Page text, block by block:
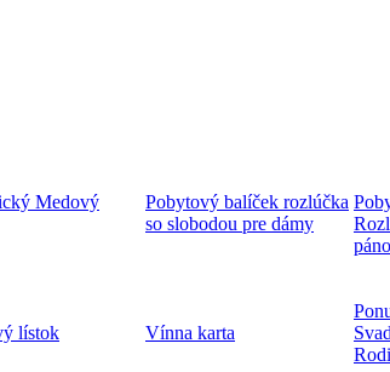
Medový
Pobytový balíček rozlúčka
so slobodou pre dámy
lístok Vínna karta